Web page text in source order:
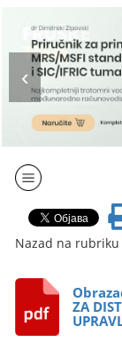
Nazad na rubriku
ZA